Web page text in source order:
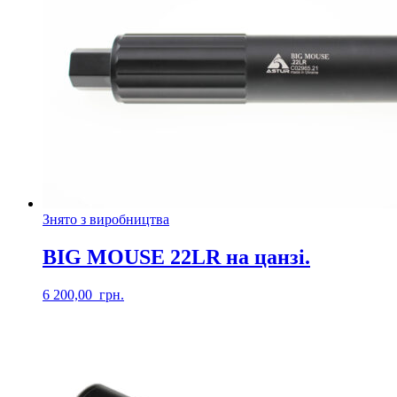
Знято з виробництва
BIG MOUSE 22LR на цанзі.
6 200,00 грн.